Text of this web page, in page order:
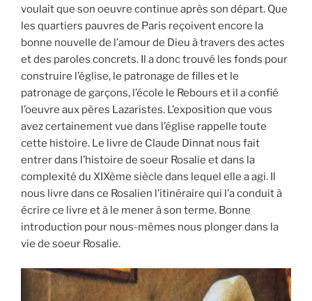
voulait que son oeuvre continue après son départ. Que
les quartiers pauvres de Paris reçoivent encore la
bonne nouvelle de l’amour de Dieu à travers des actes
et des paroles concrets. Il a donc trouvé les fonds pour
construire l’église, le patronage de filles et le
patronage de garçons, l’école le Rebours et il a confié
l’oeuvre aux pères Lazaristes. L’exposition que vous
avez certainement vue dans l’église rappelle toute
cette histoire. Le livre de Claude Dinnat nous fait
entrer dans l’histoire de soeur Rosalie et dans la
complexité du XIXème siècle dans lequel elle a agi. Il
nous livre dans ce Rosalien l’itinéraire qui l’a conduit à
écrire ce livre et à le mener à son terme. Bonne
introduction pour nous-mêmes nous plonger dans la
vie de soeur Rosalie.